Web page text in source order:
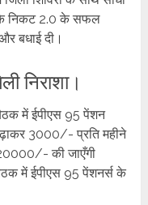
निकट 2.0 के सफल
बधाई दी।
निराशा।
में ईपीएस 95 पेंशन
3000/- प्रति महीने
की जाएँगी
में ईपीएस 95 पेंशनर्स के